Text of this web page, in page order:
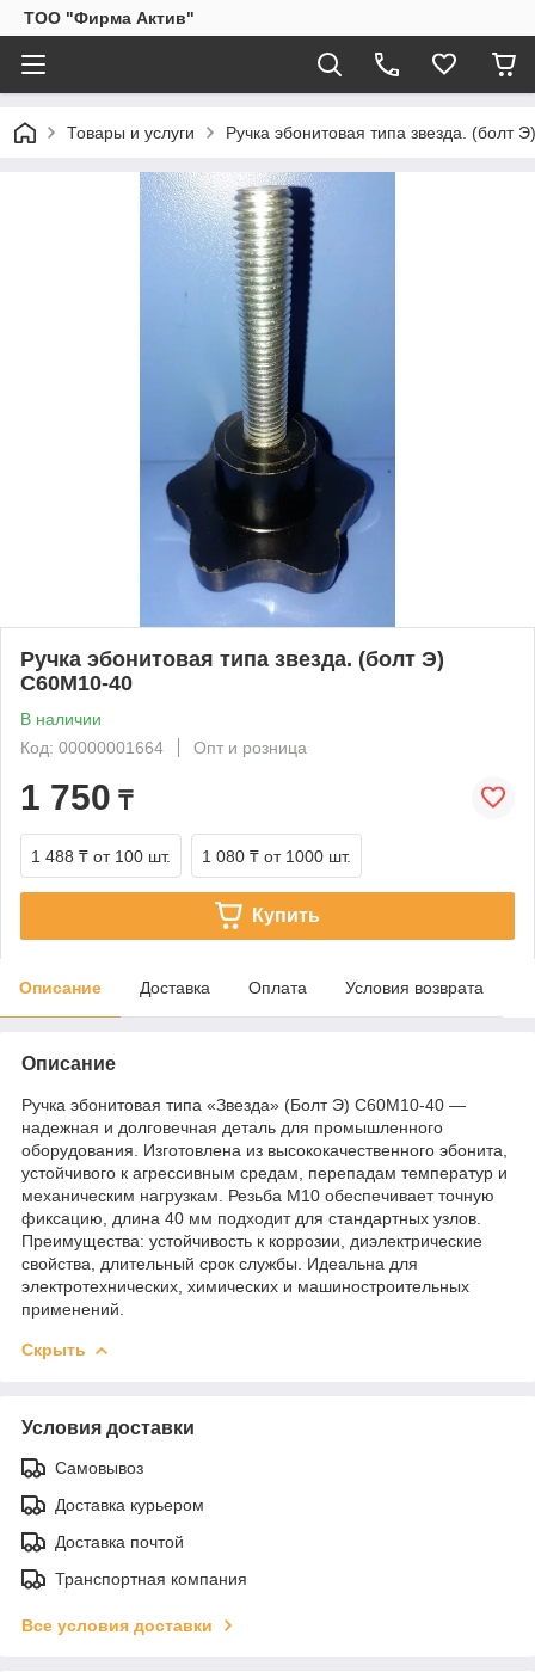
ТОО "Фирма Актив"
Товары и услуги Ручка эбонитовая типа звезда. (болт
Ручка эбонитовая типа звезда. (болт Э)
С60М10-40
В наличии
Код: 00000001664
Опт и розница
1 750 ₸
1 488 ₸ от 100 шт. 1 080 ₸ от 1000 шт.
Купить
Описание Доставка Оплата Условия возврата
Описание
Ручка эбонитовая типа «Звезда» (Болт Э) С60М10-40 —
надежная и долговечная деталь для промышленного
оборудования. Изготовлена из высококачественного эбонита,
устойчивого к агрессивным средам, перепадам температур и
механическим нагрузкам. Резьба М10 обеспечивает точную
фиксацию, длина 40 мм подходит для стандартных узлов.
Преимущества: устойчивость к коррозии, диэлектрические
свойства, длительный срок службы. Идеальна для
электротехнических, химических и машиностроительных
применений.
Скрыть
Условия доставки
Самовывоз
Доставка курьером
Доставка почтой
Транспортная компания
Все условия доставки